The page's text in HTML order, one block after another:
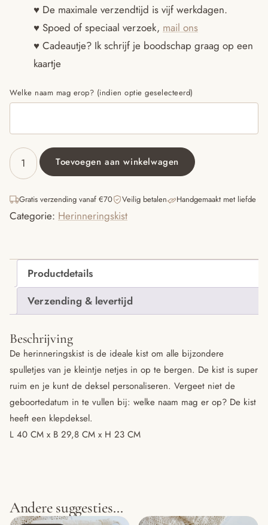
€44.95.€39.95.
♥ De maximale verzendtijd is vijf werkdagen.
♥ Spoed of speciaal verzoek, mail ons
♥ Cadeautje? Ik schrijf je boodschap graag op een
kaartje
Welke naam mag erop? (indien optie geselecteerd)
Herinneringskist
met
aantal
Toevoegen aan winkelwagen
Gratis verzending vanaf €70 Veilig betalen Handgemaakt met liefde
Categorie: Herinneringskist
Productdetails
Verzending & levertijd
Beschrijving
De herinneringskist is de ideale kist om alle bijzondere
spulletjes van je kleintje netjes in op te bergen. De kist is super
ruim en je kunt de deksel personaliseren. Vergeet niet de
geboortedatum in te vullen bij: welke naam mag er op? De kist
heeft een klepdeksel.
L 40 CM x B 29,8 CM x H 23 CM
Andere suggesties…